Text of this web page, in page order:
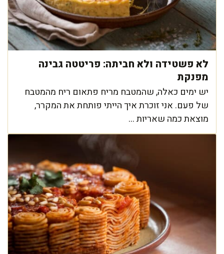
לא פשטידה ולא חביתה: פריטטה גבינה
מפנקת
יש ימים כאלה, שהמטבח מריח פתאום ריח מהמטבח
של פעם. אני זוכרת איך הייתי פותחת את המקרר,
מוצאת כמה שאריות ...